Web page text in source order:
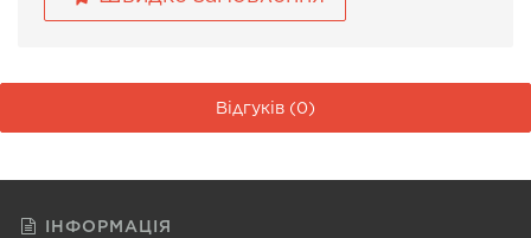
Відгуків (0)
ІНФОРМАЦІЯ